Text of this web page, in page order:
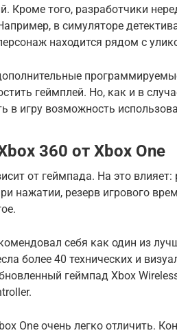
Кроме того, разработчики
в симуляторе
находится рядом с
геймплей. Но, как и в
в игру возможность
360 от Xbox One
от геймпада. На это влияет:
нажатии, резерв игрового
себя как один из
более 40 технических и
геймпад Xbox
One очень легко отличить.